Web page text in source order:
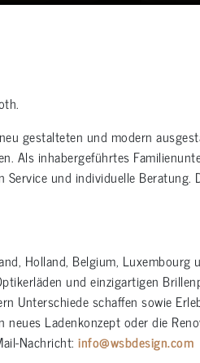
gestalteten und modern
Als inhabergeführtes
und individuelle Beratung.
Holland, Belgium, Luxembourg
und einzigartigen
Unterschiede schaffen sowie
Ladenkonzept oder die
Nachricht: info@wsbdesign.com